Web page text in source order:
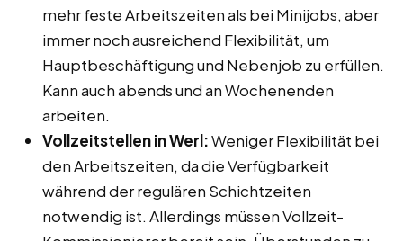
mehr feste Arbeitszeiten als bei Minijobs, aber
immer noch ausreichend Flexibilität, um
Hauptbeschäftigung und Nebenjob zu erfüllen.
Kann auch abends und an Wochenenden
arbeiten.
Vollzeitstellen in Werl:Weniger Flexibilität bei
den Arbeitszeiten, da die Verfügbarkeit
während der regulären Schichtzeiten
notwendig ist. Allerdings müssen Vollzeit-